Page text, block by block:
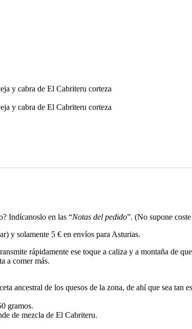
Indícanoslo en las “Notas del pedido”. (No supone
y solamente 5 € en envíos para Asturias.
rápidamente ese toque a caliza y a montaña de
a comer más.
ancestral de los quesos de la zona, de ahí que sea tan
gramos.
de mezcla de El Cabriteru.